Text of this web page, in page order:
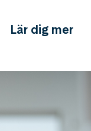
Lär dig mer